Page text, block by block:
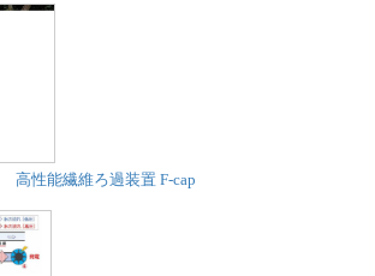
高性能繊維ろ過装置 F-cap